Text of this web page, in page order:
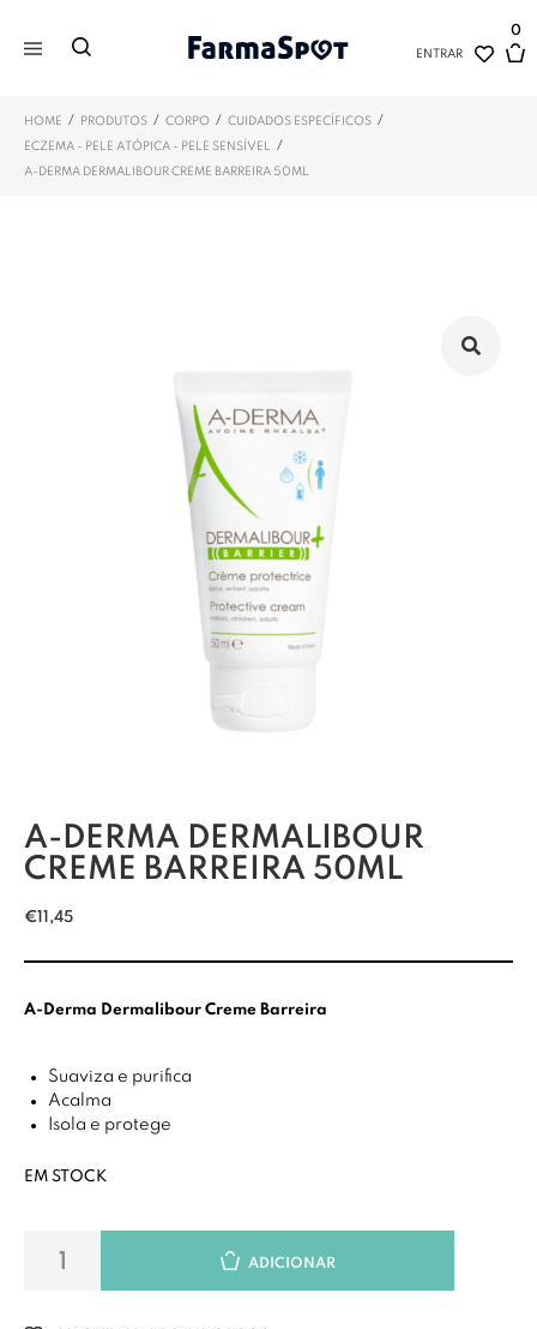
ENTRAR
0
HOME / PRODUTOS / CORPO / CUIDADOS ESPECÍFICOS /
ECZEMA - PELE ATÓPICA - PELE SENSÍVEL /
A-DERMA DERMALIBOUR CREME BARREIRA 50ML
A-DERMA DERMALIBOUR
CREME BARREIRA 50ML
€11,45
A-Derma Dermalibour Creme Barreira
Suaviza e purifica
Acalma
Isola e protege
EM STOCK
ADICIONAR